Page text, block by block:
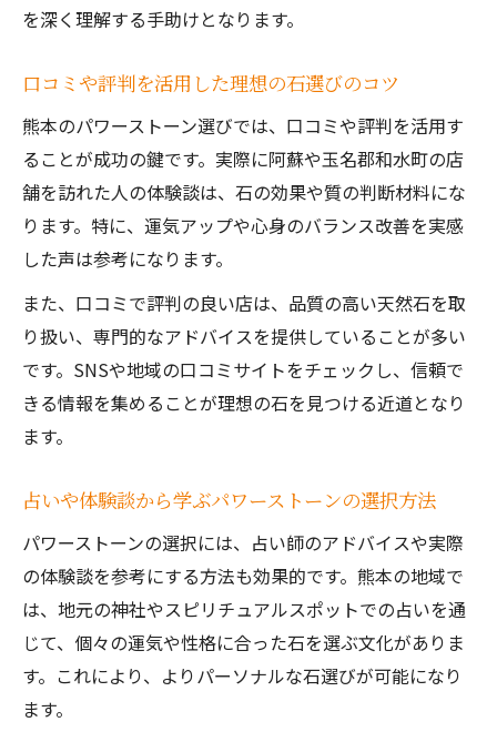
を深く理解する手助けとなります。
口コミや評判を活用した理想の石選びのコツ
熊本のパワーストーン選びでは、口コミや評判を活用す
ることが成功の鍵です。実際に阿蘇や玉名郡和水町の店
舗を訪れた人の体験談は、石の効果や質の判断材料にな
ります。特に、運気アップや心身のバランス改善を実感
した声は参考になります。
また、口コミで評判の良い店は、品質の高い天然石を取
り扱い、専門的なアドバイスを提供していることが多い
です。SNSや地域の口コミサイトをチェックし、信頼で
きる情報を集めることが理想の石を見つける近道となり
ます。
占いや体験談から学ぶパワーストーンの選択方法
パワーストーンの選択には、占い師のアドバイスや実際
の体験談を参考にする方法も効果的です。熊本の地域で
は、地元の神社やスピリチュアルスポットでの占いを通
じて、個々の運気や性格に合った石を選ぶ文化がありま
す。これにより、よりパーソナルな石選びが可能になり
ます。